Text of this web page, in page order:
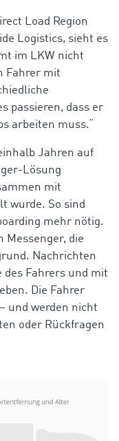
Load Region
Logistics, sieht es
im LKW nicht
Fahrer mit
passieren, dass er
arbeiten muss.“
Jahren auf
Lösung
mit
wurde. So sind
mehr nötig.
Messenger, die
Nachrichten
des Fahrers und mit
Die Fahrer
und werden nicht
oder Rückfragen